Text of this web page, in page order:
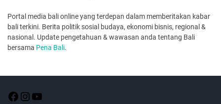
Portal media bali online yang terdepan dalam memberitakan kabar
bali terkini. Berita politik sosial budaya, ekonomi bisnis, regional &
nasional. Update pengetahuan & wawasan anda tentang Bali
bersama Pena Bali.